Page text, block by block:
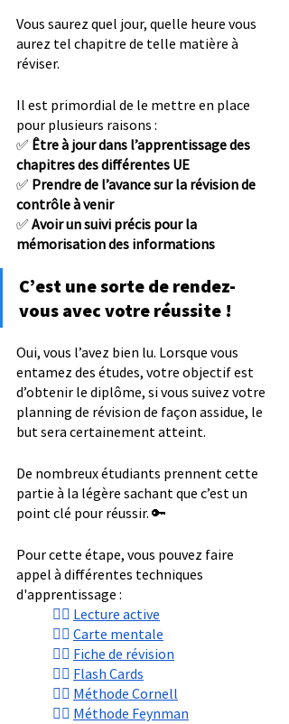
Vous saurez quel jour, quelle heure vous
aurez tel chapitre de telle matière à
réviser.
Il est primordial de le mettre en place
pour plusieurs raisons :
✅ Être à jour dans l’apprentissage des
chapitres des différentes UE
✅ Prendre de l’avance sur la révision de
contrôle à venir
✅ Avoir un suivi précis pour la
mémorisation des informations
C’est une sorte de rendez-
vous avec votre réussite !
Oui, vous l’avez bien lu. Lorsque vous
entamez des études, votre objectif est
d’obtenir le diplôme, si vous suivez votre
planning de révision de façon assidue, le
but sera certainement atteint.
De nombreux étudiants prennent cette
partie à la légère sachant que c’est un
point clé pour réussir. 🔑
Pour cette étape, vous pouvez faire
appel à différentes techniques
d'apprentissage :
👉🏼 Lecture active
👉🏼 Carte mentale
👉🏼 Fiche de révision
👉🏼 Flash Cards
👉🏼 Méthode Cornell
👉🏼 Méthode Feynman